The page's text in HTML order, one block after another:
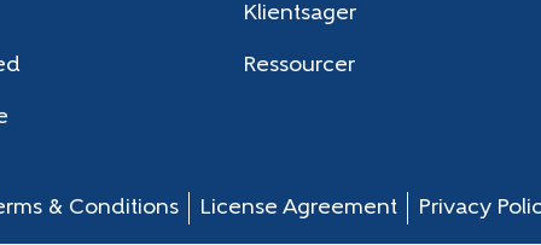
Klientsager
Ressourcer
& Conditions License Agreement Privacy